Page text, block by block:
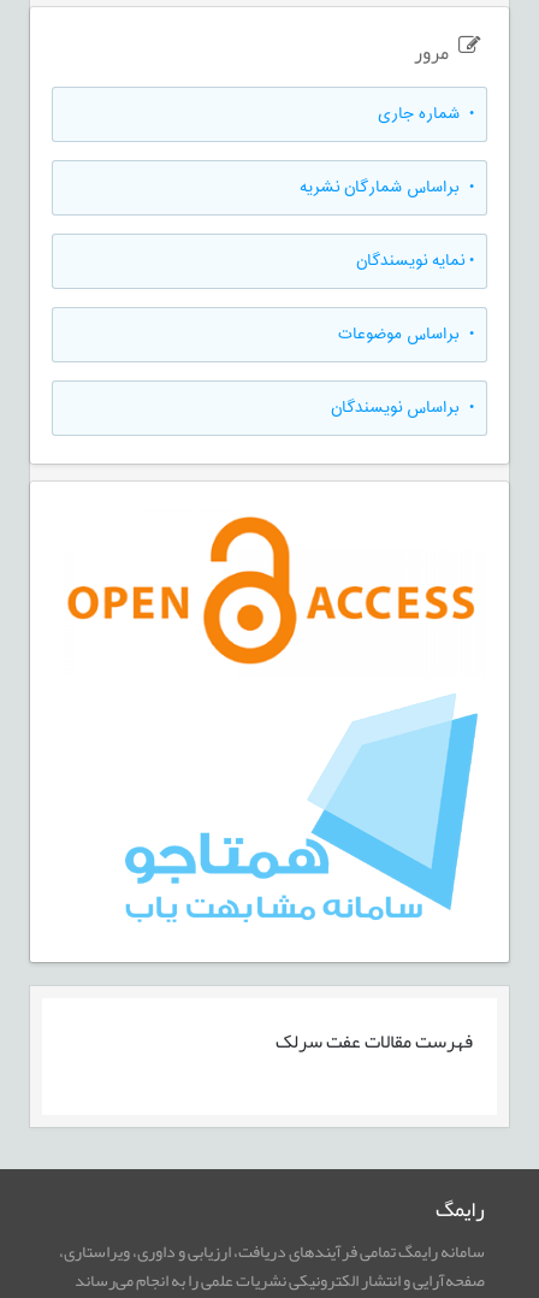
مرور
• شماره جاری
• براساس شمارگان نشریه
•نمایه نویسندگان
• براساس موضوعات
• براساس نویسندگان
فهرست مقالاتعفت سرلک
رایمگ
سامانه رایمگ تمامی فرآیندهای دریافت، ارزیابی و داوری، ویراستاری،
صفحه‌آرایی و انتشار الکترونیکی نشریات علمی را به انجام می‌رساند